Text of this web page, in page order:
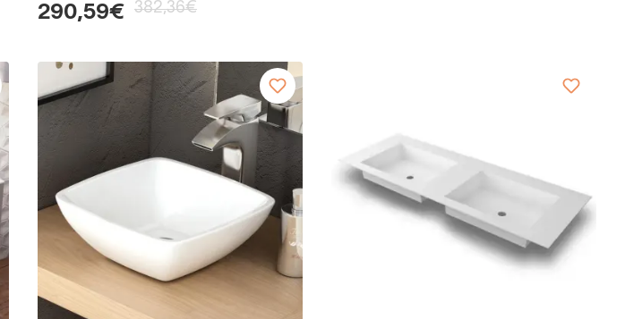
290,59€ 382,36€